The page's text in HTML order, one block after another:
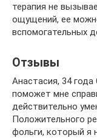
терапия не
ощущений, ее
вспомогательных
Отзывы
Анастасия, 34
поможет мне
действительно
Положительного
фольги, который я